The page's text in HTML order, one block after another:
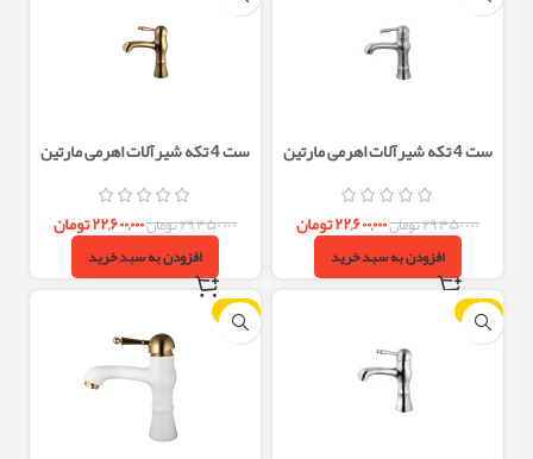
ست 4 تکه شیرآلات اهرمی مارتین
استیل مات البرز روز
۲۹,۴۵۰,۰۰۰تومان۲۲,۶۰۰,۰۰۰تومان
افزودن به سبد خرید
ست 4 تکه شیرآلات اهرمی مارتین
طلایی البرز روز
۲۹,۴۵۰,۰۰۰تومان۲۲,۶۰۰,۰۰۰تومان
افزودن به سبد خرید
-23%
-23%